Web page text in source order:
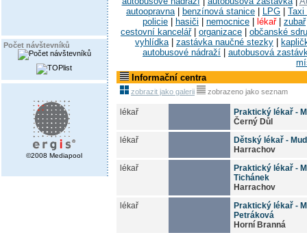
Počet návštevníků
©2008 Mediapool
autoopravna | benzínová stanice | LPG | Taxi
policie | hasiči | nemocnice | lékař| zubař
cestovní kancelář| organizace | občanské
vyhlídka | zastávka naučné stezky |
autobusové nádraží | autobusová
Informační centra
zobrazit jako galerii zobrazeno jako seznam
lékař
Praktický lékař -
Černý Důl
lékař
Dětský lékař -
Harrachov
lékař
Praktický lékař -
Tichánek
Harrachov
lékař
Praktický lékař -
Petráková
Horní Branná